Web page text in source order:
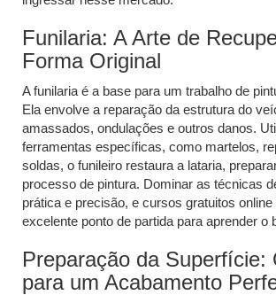
Funilaria: A Arte de
Forma Original
A funilaria é a base para um trabalho de
Ela envolve a reparação da estrutura do
amassados, ondulações e outros danos.
ferramentas específicas, como martelos,
soldas, o funileiro restaura a lataria,
processo de pintura. Dominar as técnicas
prática e precisão, e cursos gratuitos
excelente ponto de partida para aprender o
Preparação da Superfície:
para um Acabamento